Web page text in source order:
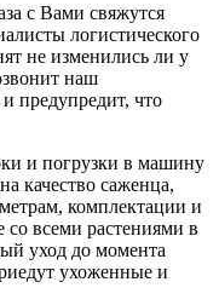
с Вами свяжутся
логистического
не изменились ли у
наш
предупредит, что
и погрузки в машину
качество саженца,
комплектации и
со всеми растениями в
уход до момента
ухоженные и